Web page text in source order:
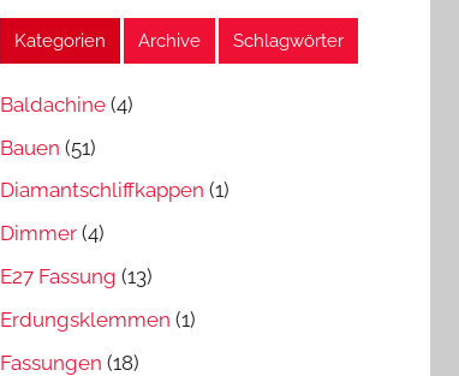
Kategorien Archive Schlagwörter
Baldachine (4)
Bauen (51)
Diamantschliffkappen (1)
Dimmer (4)
E27 Fassung (13)
Erdungsklemmen (1)
Fassungen (18)